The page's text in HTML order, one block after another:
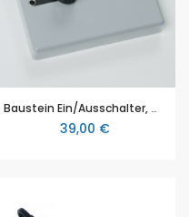
Baustein Ein/Ausschalter, magnethaftend
39,00 €